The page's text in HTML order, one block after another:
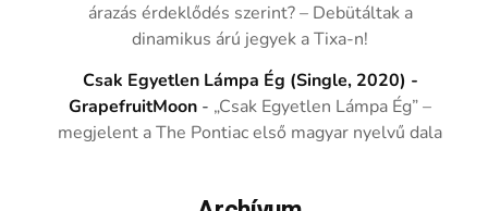
árazás érdeklődés szerint? – Debütáltak a
dinamikus árú jegyek a Tixa-n!
Csak Egyetlen Lámpa Ég (Single, 2020) -
GrapefruitMoon - „Csak Egyetlen Lámpa Ég” –
megjelent a The Pontiac első magyar nyelvű dala